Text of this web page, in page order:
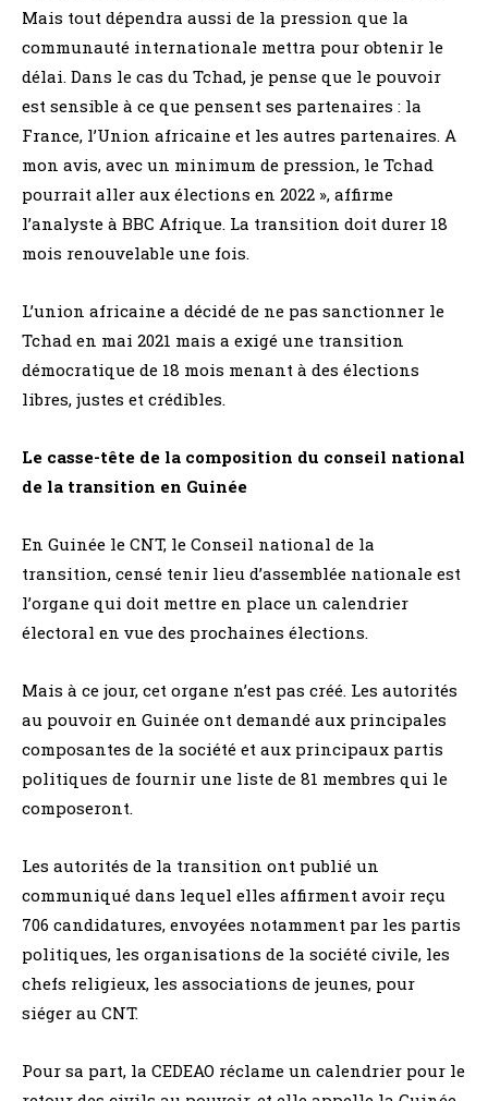
Mais tout dépendra aussi de la pression que la
communauté internationale mettra pour obtenir le
délai. Dans le cas du Tchad, je pense que le pouvoir
est sensible à ce que pensent ses partenaires : la
France, l’Union africaine et les autres partenaires. A
mon avis, avec un minimum de pression, le Tchad
pourrait aller aux élections en 2022 », affirme
l’analyste à BBC Afrique. La transition doit durer 18
mois renouvelable une fois.
L’union africaine a décidé de ne pas sanctionner le
Tchad en mai 2021 mais a exigé une transition
démocratique de 18 mois menant à des élections
libres, justes et crédibles.
Le casse-tête de la composition du conseil national
de la transition en Guinée
En Guinée le CNT, le Conseil national de la
transition, censé tenir lieu d’assemblée nationale est
l’organe qui doit mettre en place un calendrier
électoral en vue des prochaines élections.
Mais à ce jour, cet organe n’est pas créé. Les autorités
au pouvoir en Guinée ont demandé aux principales
composantes de la société et aux principaux partis
politiques de fournir une liste de 81 membres qui le
composeront.
Les autorités de la transition ont publié un
communiqué dans lequel elles affirment avoir reçu
706 candidatures, envoyées notamment par les partis
politiques, les organisations de la société civile, les
chefs religieux, les associations de jeunes, pour
siéger au CNT.
Pour sa part, la CEDEAO réclame un calendrier pour le